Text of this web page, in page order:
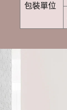
包裝單位